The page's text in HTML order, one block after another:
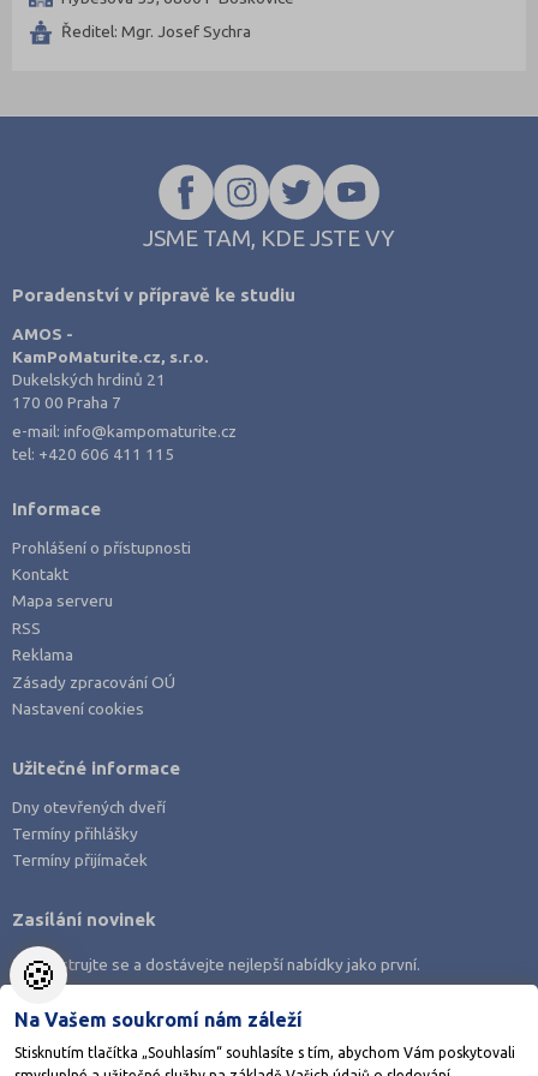
Svitavy (1)
Ústí nad Orlicí (1)
Ředitel: Mgr. Josef Sychra
JSME TAM, KDE JSTE VY
Poradenství v přípravě ke studiu
AMOS -
KamPoMaturite.cz, s.r.o.
Dukelských hrdinů 21
170 00 Praha 7
e-mail:info@kampomaturite.cz
tel: +420 606 411 115
Informace
Prohlášení o přístupnosti
Kontakt
Mapa serveru
RSS
Reklama
Zásady zpracování OÚ
Nastavení cookies
Užitečné informace
Dny otevřených dveří
Termíny přihlášky
Termíny přijímaček
Zasílání novinek
Zaregistrujte se a dostávejte nejlepší nabídky jako první.
🍪
Na Vašem soukromí nám záleží
Stisknutím tlačítka „Souhlasím“ souhlasíte s tím, abychom Vám poskytovali